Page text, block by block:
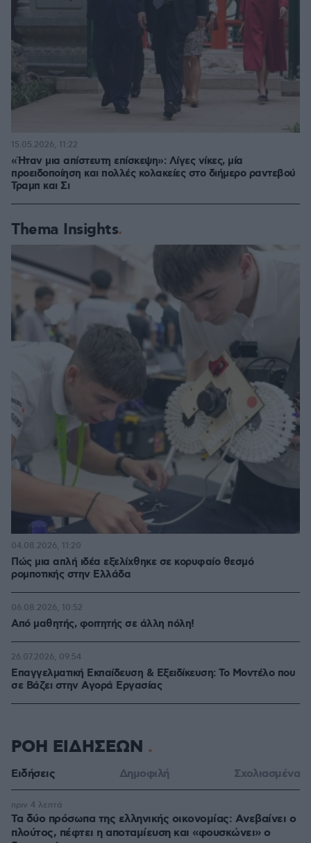
«Ήταν μια απίστευτη επίσκεψη»: Λίγες νίκες, μία
προειδοποίηση και πολλές κολακείες στο διήμερο ραντεβού
Τραμπ και Σι
15.05.2026, 11:22
Thema Insights
Πώς μια απλή ιδέα εξελίχθηκε σε κορυφαίο θεσμό
ρομποτικής στην Ελλάδα
04.08.2026, 11:20
Από μαθητής, φοιτητής σε άλλη πόλη!
06.08.2026, 10:52
Επαγγελματική Εκπαίδευση & Εξειδίκευση: Το Mοντέλο που
σε Bάζει στην Aγορά Eργασίας
26.07.2026, 09:54
ΡΟΗ ΕΙΔΗΣΕΩΝ
Ειδήσεις Δημοφιλή Σχολιασμένα
Τα δύο πρόσωπα της ελληνικής οικονομίας: Aνεβαίνει ο
πλούτος, πέφτει η αποταμίευση και «φουσκώνει» ο
πριν 4 λεπτά